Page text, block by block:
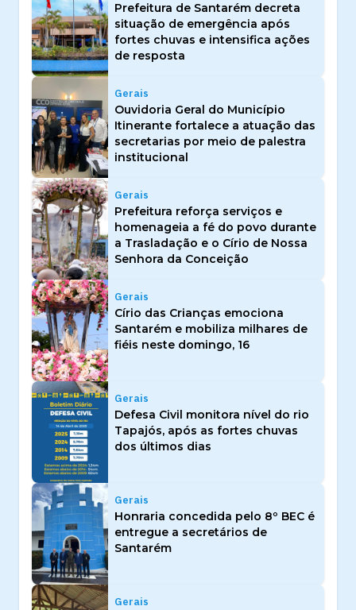
Prefeitura de Santarém decreta
situação de emergência após
fortes chuvas e intensifica ações
de resposta
Gerais
Ouvidoria Geral do Município
Itinerante fortalece a atuação das
secretarias por meio de palestra
institucional
Gerais
Prefeitura reforça serviços e
homenageia a fé do povo durante
a Trasladação e o Círio de Nossa
Senhora da Conceição
Gerais
Círio das Crianças emociona
Santarém e mobiliza milhares de
fiéis neste domingo, 16
Gerais
Defesa Civil monitora nível do rio
Tapajós, após as fortes chuvas
dos últimos dias
Gerais
Honraria concedida pelo 8º BEC é
entregue a secretários de
Santarém
Gerais